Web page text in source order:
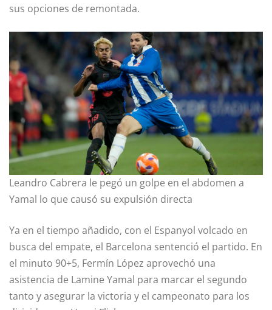
sus opciones de remontada.
Leandro Cabrera le pegó un golpe en el abdomen a
Yamal lo que causó su expulsión directa
Ya en el tiempo añadido, con el Espanyol volcado en
busca del empate, el Barcelona sentenció el partido. En
el minuto 90+5, Fermín López aprovechó una
asistencia de Lamine Yamal para marcar el segundo
tanto y asegurar la victoria y el campeonato para los